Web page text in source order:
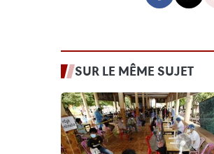
SUR LE MÊME SUJET